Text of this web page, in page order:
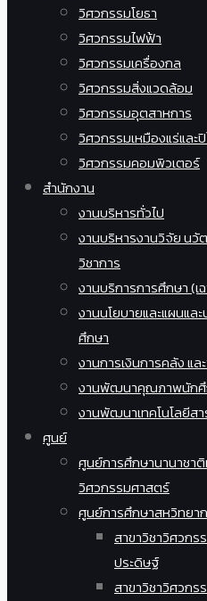
วิศวกรรมโยธา
วิศวกรรมไฟฟ้า
วิศวกรรมเครื่องกล
วิศวกรรมสิ่งแวดล้อม
วิศวกรรมอุตสาหการ
วิศวกรรมเหมืองแร่และ
วิศวกรรมคอมพิวเตอร์
สำนักงาน
งานบริหารทั่วไป
งานบริหารงานวิจัย นวั
วิชาการ
งานบริการการศึกษา (เ
งานนโยบายและแผนแ
ศึกษา
งานการเงินการคลัง แ
งานพัฒนาคุณภาพนักศึ
งานพัฒนาเทคโนโลยีส
ศูนย์
ศูนย์การศึกษานานาชา
วิศวกรรมศาสตร์
ศูนย์การศึกษาสหวิทยา
สาขาวิชาวิศวก
ประดิษฐ์
สาขาวิชาวิศวก